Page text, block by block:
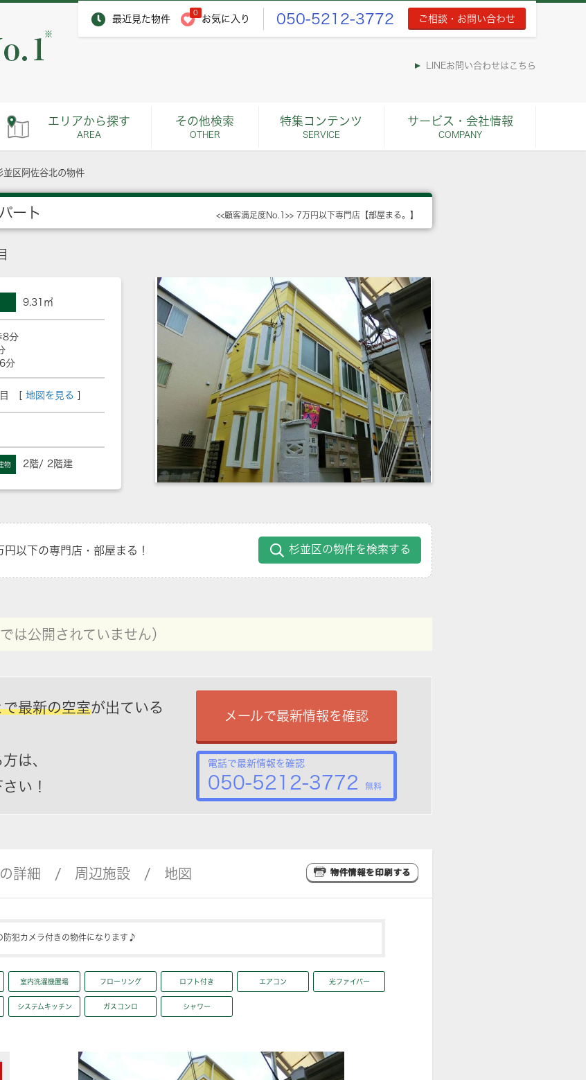
最近見た物件
0
お気に入り 050-5212-3772 ご相談・お問い合わせ
※
LINEお問い合わせはこちら
エリアから探す
AREA
その他検索
OTHER
特集コンテンツ
SERVICE
サービス・会社情報
COMPANY
並区阿佐谷北の物件
ート <<顧客満足度No.1>> 7万円以下専門店【部屋まる。】
9.31㎡
8分
分
目 [ 地図を見る
物 2階/ 2階建
以下の専門店・部屋まる！ 杉並区の物件を検索する
は公開されていません）
最新の空室が出ている
は、
い！
メールで最新情報を確認
電話で最新情報を確認
050-5212-3772 無料
詳細 周辺施設 地図
防犯カメラ付きの物件になります♪
室内洗濯機置場 フローリング ロフト付き エアコン 光ファイバー
システムキッチン ガスコンロ シャワー